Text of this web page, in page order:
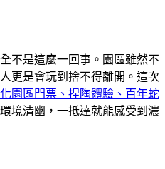
不是這麼一回事。園區雖然不
更是會玩到捨不得離開。這次
園區門票、捏陶體驗、百年蛇
境清幽，一抵達就能感受到濃